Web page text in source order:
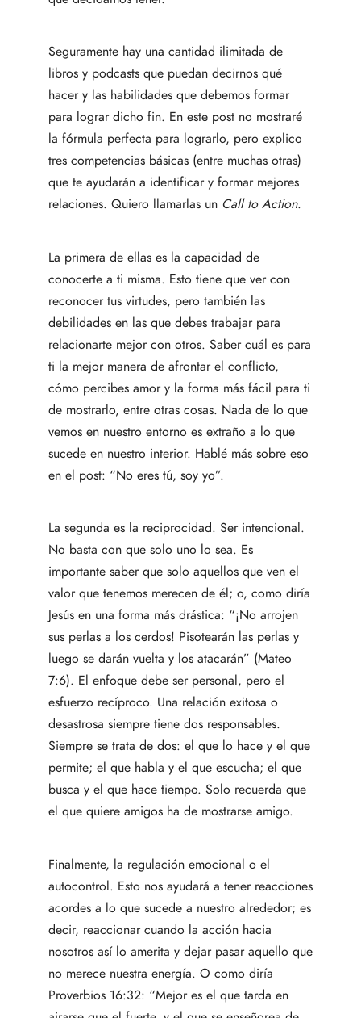
Seguramente hay una cantidad ilimitada de
libros y podcasts que puedan decirnos qué
hacer y las habilidades que debemos formar
para lograr dicho fin. En este post no mostraré
la fórmula perfecta para lograrlo, pero explico
tres competencias básicas (entre muchas otras)
que te ayudarán a identificar y formar mejores
relaciones. Quiero llamarlas un Call to Action.
La primera de ellas es la capacidad de
conocerte a ti misma. Esto tiene que ver con
reconocer tus virtudes, pero también las
debilidades en las que debes trabajar para
relacionarte mejor con otros. Saber cuál es para
ti la mejor manera de afrontar el conflicto,
cómo percibes amor y la forma más fácil para ti
de mostrarlo, entre otras cosas. Nada de lo que
vemos en nuestro entorno es extraño a lo que
sucede en nuestro interior. Hablé más sobre eso
en el post: “No eres tú, soy yo”.
La segunda es la reciprocidad. Ser intencional.
No basta con que solo uno lo sea. Es
importante saber que solo aquellos que ven el
valor que tenemos merecen de él; o, como diría
Jesús en una forma más drástica: “¡No arrojen
sus perlas a los cerdos! Pisotearán las perlas y
luego se darán vuelta y los atacarán” (Mateo
7:6). El enfoque debe ser personal, pero el
esfuerzo recíproco. Una relación exitosa o
desastrosa siempre tiene dos responsables.
Siempre se trata de dos: el que lo hace y el que
permite; el que habla y el que escucha; el que
busca y el que hace tiempo. Solo recuerda que
el que quiere amigos ha de mostrarse amigo.
Finalmente, la regulación emocional o el
autocontrol. Esto nos ayudará a tener reacciones
acordes a lo que sucede a nuestro alrededor; es
decir, reaccionar cuando la acción hacia
nosotros así lo amerita y dejar pasar aquello que
no merece nuestra energía. O como diría
Proverbios 16:32: “Mejor es el que tarda en